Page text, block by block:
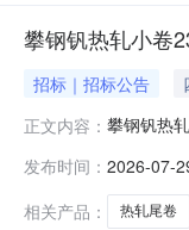
攀钢钒热轧小卷
招标｜招标公告
正文内容： 攀钢钒热
卷）
发布时间： 2026-07-
相关产品：
热轧尾卷